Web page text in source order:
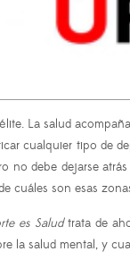
La salud
cualquier tipo de
debe dejarse
cuáles son esas
es Saludtrata de
la salud mental, y